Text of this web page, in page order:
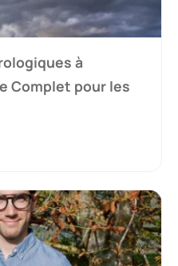
à
Complet pour les